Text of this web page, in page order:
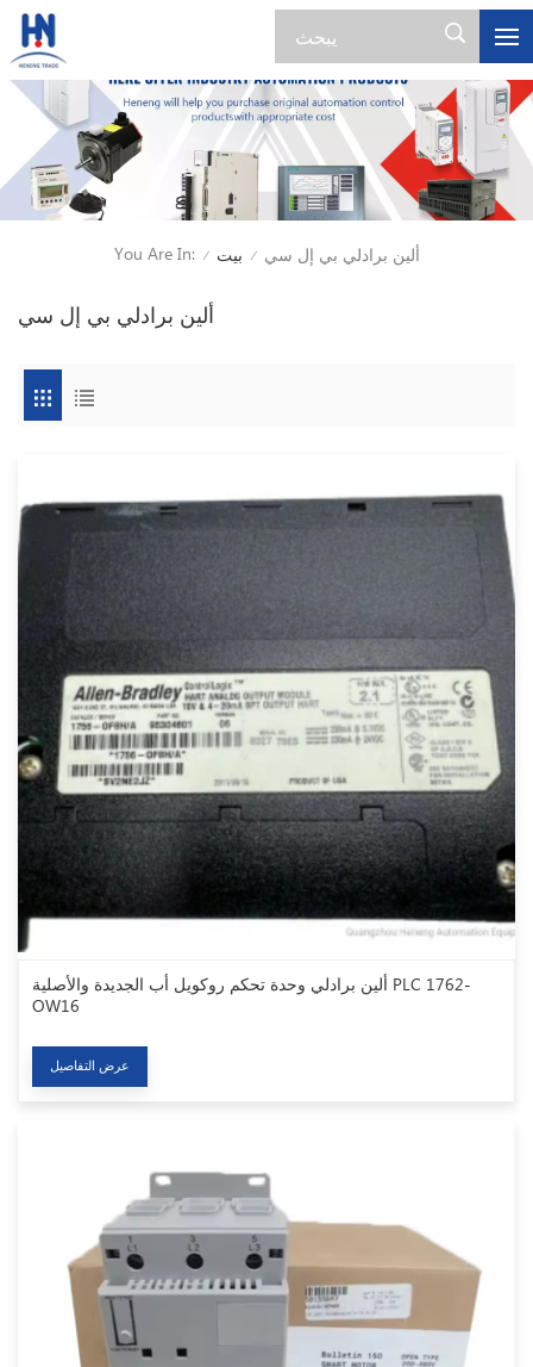
You Are In: / بيت / ألين برادلي بي إل سي
ألين برادلي بي إل سي
ألين برادلي وحدة تحكم روكويل أب الجديدة والأصلية PLC 1762-
OW16
عرض التفاصيل